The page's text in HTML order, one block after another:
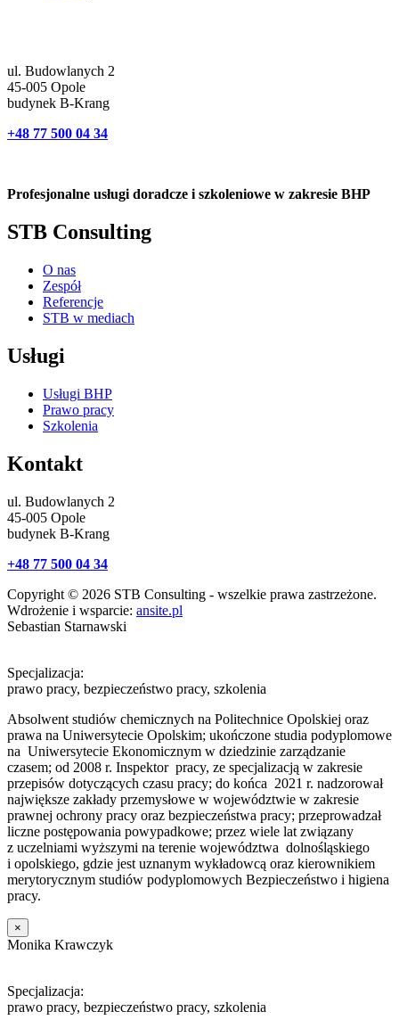
ul. Budowlanych 2
45-005 Opole
budynek B-Krang
+48 77 500 04 34
Profesjonalne usługi doradcze i szkoleniowe w zakresie BHP
STB Consulting
O nas
Zespół
Referencje
STB w mediach
Usługi
Usługi BHP
Prawo pracy
Szkolenia
Kontakt
ul. Budowlanych 2
45-005 Opole
budynek B-Krang
+48 77 500 04 34
Copyright © 2026 STB Consulting - wszelkie prawa zastrzeżone.
Wdrożenie i wsparcie: ansite.pl
Sebastian Starnawski
Specjalizacja:
prawo pracy, bezpieczeństwo pracy, szkolenia
Absolwent studiów chemicznych na Politechnice Opolskiej oraz
prawa na Uniwersytecie Opolskim; ukończone studia podyplomowe
na Uniwersytecie Ekonomicznym w dziedzinie zarządzanie
czasem; od 2008 r. Inspektor pracy, ze specjalizacją w zakresie
przepisów dotyczących czasu pracy; do końca 2021 r. nadzorował
największe zakłady przemysłowe w województwie w zakresie
prawnej ochrony pracy oraz bezpieczeństwa pracy; przeprowadzał
liczne postępowania powypadkowe; przez wiele lat związany
z uczelniami wyższymi na terenie województwa dolnośląskiego
i opolskiego, gdzie jest uznanym wykładowcą oraz kierownikiem
merytorycznym studiów podyplomowych Bezpieczeństwo i higiena
pracy.
×
Monika Krawczyk
Specjalizacja:
prawo pracy, bezpieczeństwo pracy, szkolenia